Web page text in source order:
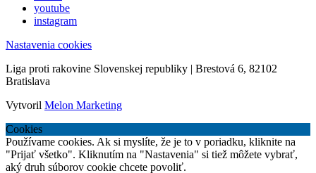
youtube
instagram
Nastavenia cookies
Liga proti rakovine Slovenskej republiky | Brestová 6, 82102
Bratislava
Vytvoril Melon Marketing
Cookies
Používame cookies. Ak si myslíte, že je to v poriadku, kliknite na
"Prijať všetko". Kliknutím na "Nastavenia" si tiež môžete vybrať,
aký druh súborov cookie chcete povoliť.